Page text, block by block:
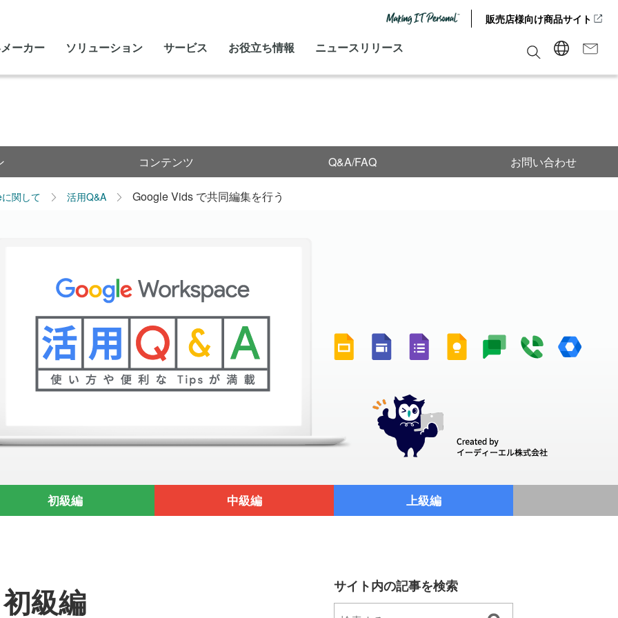
販売店様向け商品サイト
ーカー ソリューション サービス お役立ち情報 ニュースリリース
コンテンツ Q&A/FAQ お問い合わせ
関して 活用Q&A Google Vids で共同編集を行う
初級編 中級編 上級編
初級編 サイト内の記事を検索